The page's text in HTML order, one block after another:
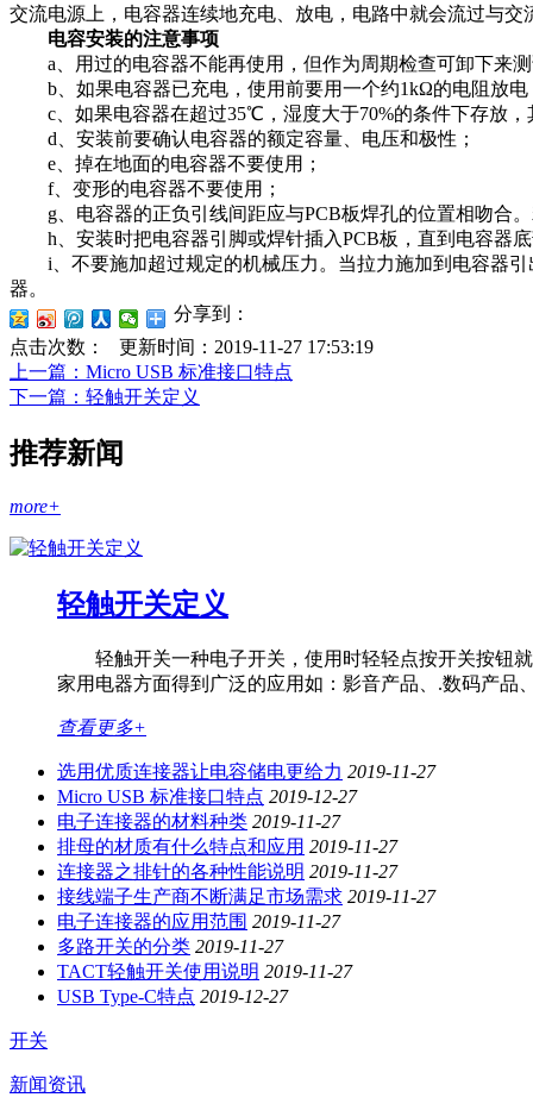
交流电源上，电容器连续地充电、放电，电路中就会流过与
电容安装的注意事项
a、用过的电容器不能再使用，但作为周期检查可卸下来测
b、如果电容器已充电，使用前要用一个约1kΩ的电阻放电
c、如果电容器在超过35℃，湿度大于70%的条件下存放，
d、安装前要确认电容器的额定容量、电压和极性；
e、掉在地面的电容器不要使用；
f、变形的电容器不要使用；
g、电容器的正负引线间距应与PCB板焊孔的位置相吻合。
h、安装时把电容器引脚或焊针插入PCB板，直到电容器底
i、不要施加超过规定的机械压力。当拉力施加到电容器引
器。
分享到：
点击次数：
更新时间：2019-11-27 17:53:19
上一篇 ：Micro USB 标准接口特点
下一篇 ：轻触开关定义
推荐新闻
more+
轻触开关定义
轻触开关一种电子开关，使用时轻轻点按开关按钮
家用电器方面得到广泛的应用如：影音产品、.数码产品
查看更多+
选用优质连接器让电容储电更给力 2019-11-27
Micro USB 标准接口特点 2019-12-27
电子连接器的材料种类 2019-11-27
排母的材质有什么特点和应用 2019-11-27
连接器之排针的各种性能说明 2019-11-27
接线端子生产商不断满足市场需求 2019-11-27
电子连接器的应用范围 2019-11-27
多路开关的分类 2019-11-27
TACT轻触开关使用说明 2019-11-27
USB Type-C特点 2019-12-27
开关
新闻资讯